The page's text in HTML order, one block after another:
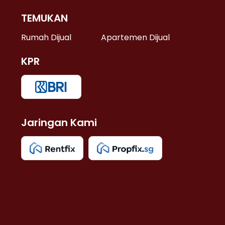
TEMUKAN
Rumah Dijual Apartemen Dijual
KPR
Jaringan Kami